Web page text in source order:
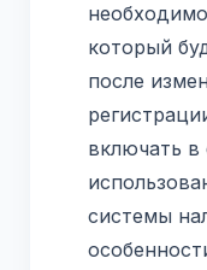
который
после
включать в
системы